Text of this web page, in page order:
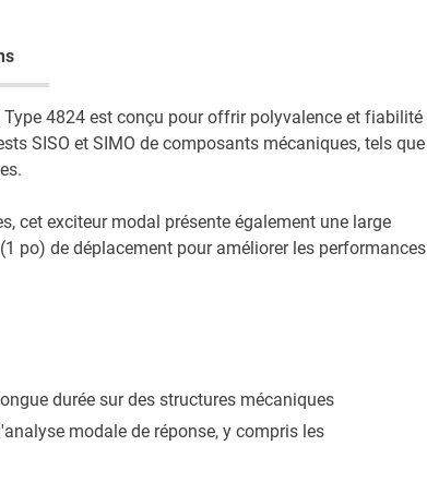
4824 est conçu pour offrir polyvalence et fiabilité
SISO et SIMO de composants mécaniques, tels que
cet exciteur modal présente également une large
po) de déplacement pour améliorer les performances
durée sur des structures mécaniques
modale de réponse, y compris les